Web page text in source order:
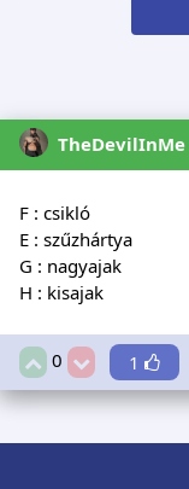
TheDevilInMe
F : csikló
E : szűzhártya
G : nagyajak
H : kisajak
0 1